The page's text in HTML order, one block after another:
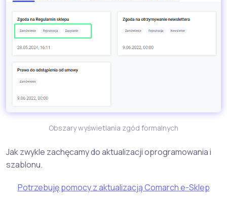
Obszary wyświetlania zgód formalnych
Jak zwykle zachęcamy do aktualizacji oprogramowania i
szablonu.
Potrzebuję pomocy z aktualizacją Comarch e-Sklep